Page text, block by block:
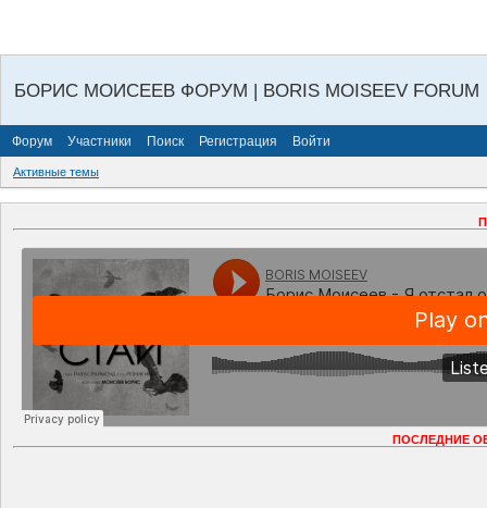
БОРИС МОИСЕЕВ ФОРУМ | BORIS MOISEEV FORUM
Форум Участники Поиск Регистрация Войти
Активные темы
ПОСЛЕДНИЕ